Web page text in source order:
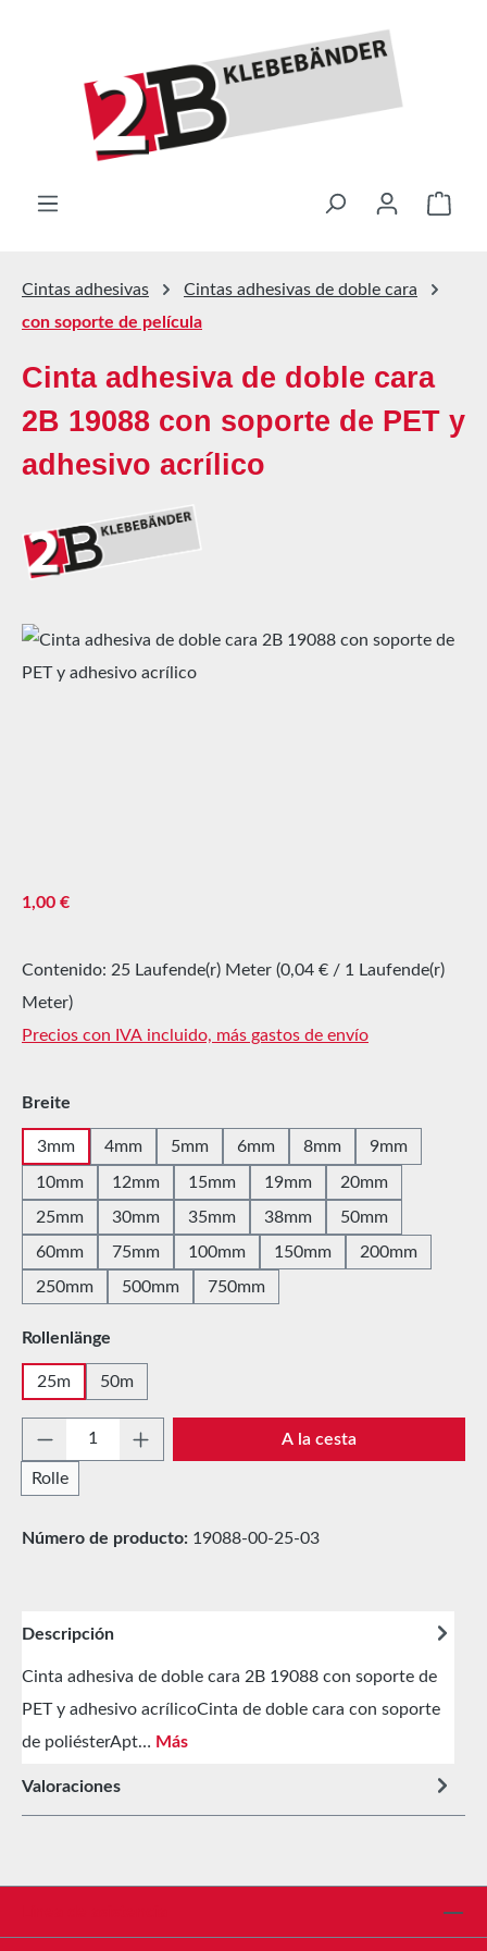
El
Cintas adhesivas
Cintas adhesivas de doble cara
con soporte de película
Cinta adhesiva de doble cara
2B 19088 con soporte de PET y
adhesivo acrílico
Omitir galería de imágenes
Precio normal:
1,00 €
Contenido: 25 Laufende(r) Meter (0,04 € / 1 Laufende(r)
Meter)
Precios con IVA incluido, más gastos de envío
Seleccione
Breite
3mm 4mm 5mm 6mm 8mm 9mm
10mm 12mm 15mm 19mm
20mm
25mm
30mm 35mm 38mm
50mm
60mm
75mm 100mm 150mm
200mm
250mm
500mm 750mm
Seleccione
Rollenlänge
25m 50m
Cantidad del producto: introduce la
Rolle
A la cesta
Número de producto: 19088-00-25-03
Descripción
Cinta adhesiva de doble cara 2B 19088 con soporte de
PET y adhesivo acrílicoCinta de doble cara con soporte
de poliésterApt… Más
Valoraciones